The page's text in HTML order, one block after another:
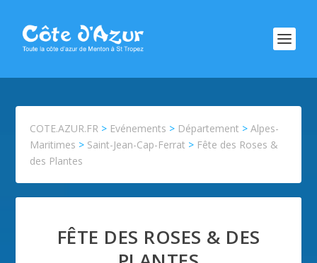
COTE.AZUR.FR > Evénements > Département >Alpes-
Maritimes > Saint-Jean-Cap-Ferrat > Fête des Roses &
des Plantes
FÊTE DES ROSES & DES